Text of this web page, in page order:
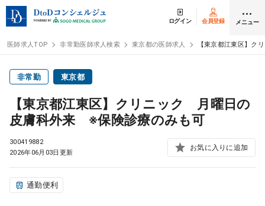
ログイン 会員登録 メニュー
医師求人
常勤検索 転職
非常勤検索
医師求人TOP 非常勤医師求人検索 東京都の医師求人 【東京都江東区】
非常勤 東京都
【東京都江東区】クリニック 月曜日の
皮膚科外来 ※保険診療のみも可
300419882
2026年06月03日更新
お気に入りに追加
通勤便利